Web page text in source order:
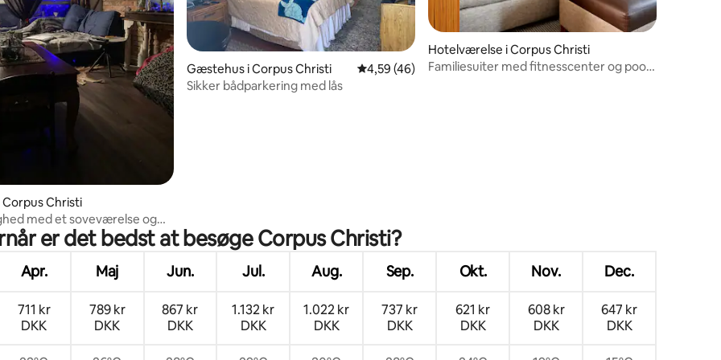
Corpus Christi
med et soveværelse og
Gæstehus i Corpus Christi 4,59 ud af 5 i gennemsnitlig bedømmelse, 46 omtaler
4,59 (46)
Sikker bådparkering med lås
Hotelværelse i Corpus Christi
Familiesuiter med fitnesscenter og pool
er det bedst at besøge Corpus Christi?
Apr. Maj Jun. Jul. Aug. Sep. Okt. Nov. Dec.
711 kr
DKK
789 kr
DKK
867 kr
DKK
1.132 kr
DKK
1.022 kr
DKK
737 kr
DKK
621 kr
DKK
608 kr
DKK
647 kr
DKK